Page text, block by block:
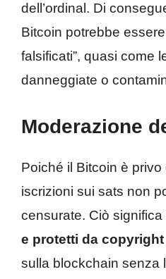
dell’ordinal. Di
Bitcoin potrebbe
falsificati”, quasi come
danneggiate o
Moderazione
Poiché il Bitcoin è privo
iscrizioni sui sats non
censurate. Ciò
e protetti da copyright
sulla blockchain senza